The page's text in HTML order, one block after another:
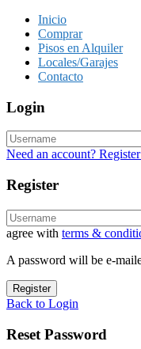
Inicio
Comprar
Pisos en Alquiler
Locales/Garajes
Contacto
Login
Need an account?
Register
agree with terms &
A password will be e-
Register
Back to Login
Reset Password